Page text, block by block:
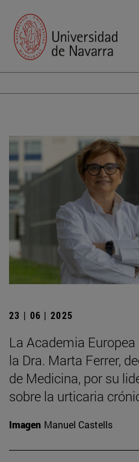
23 | 06 | 2025
La Academia
la Dra. Marta Ferrer,
de Medicina, por su
sobre la urticaria
Imagen Manuel Castells